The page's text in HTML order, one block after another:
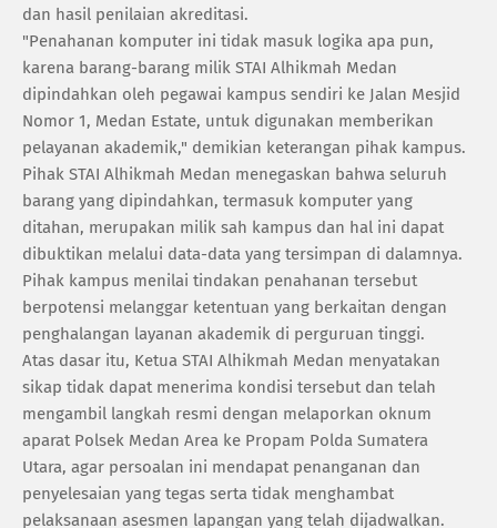
dan hasil penilaian akreditasi.
‎"Penahanan komputer ini tidak masuk logika apa pun,
karena barang-barang milik STAI Alhikmah Medan
dipindahkan oleh pegawai kampus sendiri ke Jalan Mesjid
Nomor 1, Medan Estate, untuk digunakan memberikan
pelayanan akademik," demikian keterangan pihak kampus.
‎Pihak STAI Alhikmah Medan menegaskan bahwa seluruh
barang yang dipindahkan, termasuk komputer yang
ditahan, merupakan milik sah kampus dan hal ini dapat
dibuktikan melalui data-data yang tersimpan di dalamnya.
Pihak kampus menilai tindakan penahanan tersebut
berpotensi melanggar ketentuan yang berkaitan dengan
penghalangan layanan akademik di perguruan tinggi.
‎Atas dasar itu, Ketua STAI Alhikmah Medan menyatakan
sikap tidak dapat menerima kondisi tersebut dan telah
mengambil langkah resmi dengan melaporkan oknum
aparat Polsek Medan Area ke Propam Polda Sumatera
Utara, agar persoalan ini mendapat penanganan dan
penyelesaian yang tegas serta tidak menghambat
pelaksanaan asesmen lapangan yang telah dijadwalkan.